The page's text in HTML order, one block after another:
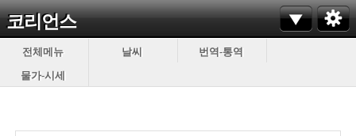
코리언스
전체메뉴 날씨
번역-통역
물가-시세